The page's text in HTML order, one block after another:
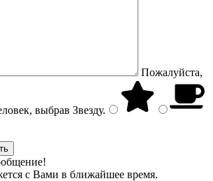
Пожалуйста,
выбрав Звезду.
с Вами в ближайшее время.